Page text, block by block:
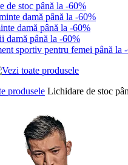
de stoc până la -60%
damă până la -60%
damă până la -60%
damă până la -60%
sportiv pentru femei până la
produsele Lichidare de stoc